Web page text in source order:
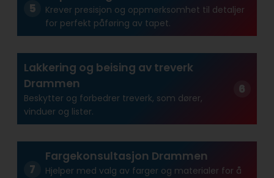
Krever presisjon og oppmerksomhet til detaljer
for perfekt påføring av tapet.
Lakkering og beising av treverk
Drammen
Beskytter og forbedrer treverk, som dører,
vinduer og lister.
Fargekonsultasjon Drammen
Hjelper med valg av farger og materialer for å